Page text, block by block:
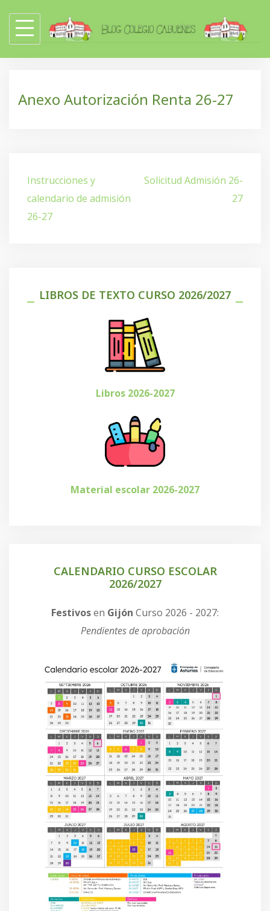
content
Anexo Autorización Renta 26-27
Navegación
de
entradas
Instrucciones y
calendario de admisión
26-27
Solicitud Admisión 26-
27
LIBROS DE TEXTO CURSO 2026/2027
Libros 2026-2027
Material escolar 2026-2027
CALENDARIO CURSO ESCOLAR
2026/2027
Festivosen Gijón Curso 2026 - 2027:
Pendientes de aprobación